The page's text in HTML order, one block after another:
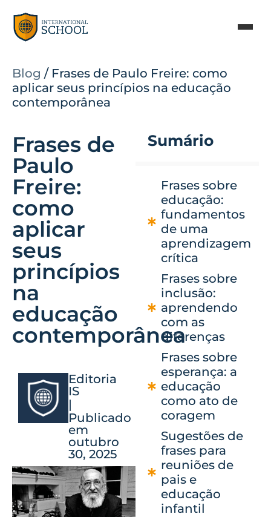
Blog / Frases de Paulo Freire: como
aplicar seus princípios na educação
contemporânea
Frases de
Paulo
Freire:
como
aplicar
seus
princípios
na
educação
contemporânea
Editoria
IS
|
Publicado
em
outubro
30, 2025
Sumário
Frases sobre
educação:
fundamentos
de uma
aprendizagem
crítica
Frases sobre
inclusão:
aprendendo
com as
diferenças
Frases sobre
esperança: a
educação
como ato de
coragem
Sugestões de
frases para
reuniões de
pais e
educação
infantil